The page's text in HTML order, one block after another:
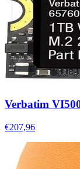
Verbatim
€207,96